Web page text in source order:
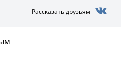
Рассказать друзьям